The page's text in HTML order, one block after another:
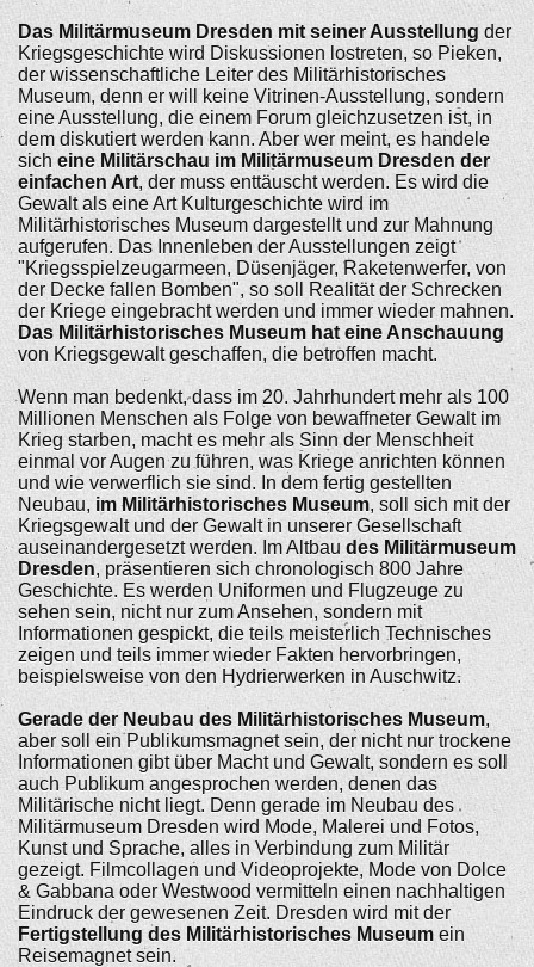
Das Militärmuseum Dresden mit seiner Ausstellung der
Kriegsgeschichte wird Diskussionen lostreten, so Pieken,
der wissenschaftliche Leiter des Militärhistorisches
Museum, denn er will keine Vitrinen-Ausstellung, sondern
eine Ausstellung, die einem Forum gleichzusetzen ist, in
dem diskutiert werden kann. Aber wer meint, es handele
sich eine Militärschau im Militärmuseum Dresden der
einfachen Art, der muss enttäuscht werden. Es wird die
Gewalt als eine Art Kulturgeschichte wird im
Militärhistorisches Museum dargestellt und zur Mahnung
aufgerufen. Das Innenleben der Ausstellungen zeigt
"Kriegsspielzeugarmeen, Düsenjäger, Raketenwerfer, von
der Decke fallen Bomben", so soll Realität der Schrecken
der Kriege eingebracht werden und immer wieder mahnen.
Das Militärhistorisches Museum hat eine Anschauung
von Kriegsgewalt geschaffen, die betroffen macht.
Wenn man bedenkt, dass im 20. Jahrhundert mehr als 100
Millionen Menschen als Folge von bewaffneter Gewalt im
Krieg starben, macht es mehr als Sinn der Menschheit
einmal vor Augen zu führen, was Kriege anrichten können
und wie verwerflich sie sind. In dem fertig gestellten
Neubau, im Militärhistorisches Museum, soll sich mit der
Kriegsgewalt und der Gewalt in unserer Gesellschaft
auseinandergesetzt werden. Im Altbau des Militärmuseum
Dresden, präsentieren sich chronologisch 800 Jahre
Geschichte. Es werden Uniformen und Flugzeuge zu
sehen sein, nicht nur zum Ansehen, sondern mit
Informationen gespickt, die teils meisterlich Technisches
zeigen und teils immer wieder Fakten hervorbringen,
beispielsweise von den Hydrierwerken in Auschwitz.
Gerade der Neubau des Militärhistorisches Museum,
aber soll ein Publikumsmagnet sein, der nicht nur trockene
Informationen gibt über Macht und Gewalt, sondern es soll
auch Publikum angesprochen werden, denen das
Militärische nicht liegt. Denn gerade im Neubau des
Militärmuseum Dresden wird Mode, Malerei und Fotos,
Kunst und Sprache, alles in Verbindung zum Militär
gezeigt. Filmcollagen und Videoprojekte, Mode von Dolce
& Gabbana oder Westwood vermitteln einen nachhaltigen
Eindruck der gewesenen Zeit. Dresden wird mit der
Fertigstellung des Militärhistorisches Museum ein
Reisemagnet sein.